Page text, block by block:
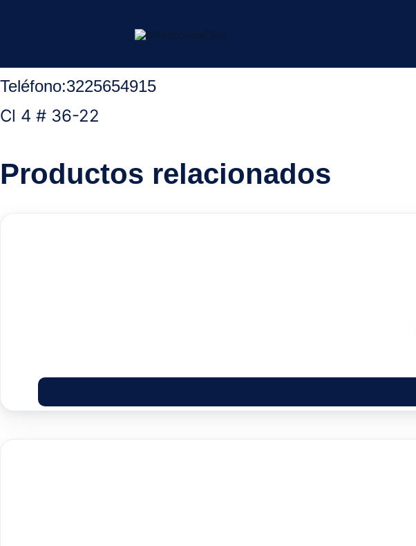
Teléfono:3225654915
Cl 4 # 36-22
Productos relacionados